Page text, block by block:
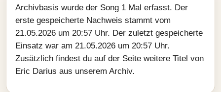
Archivbasis wurde der Song 1 Mal erfasst. Der
erste gespeicherte Nachweis stammt vom
21.05.2026 um 20:57 Uhr. Der zuletzt gespeicherte
Einsatz war am 21.05.2026 um 20:57 Uhr.
Zusätzlich findest du auf der Seite weitere Titel von
Eric Darius aus unserem Archiv.